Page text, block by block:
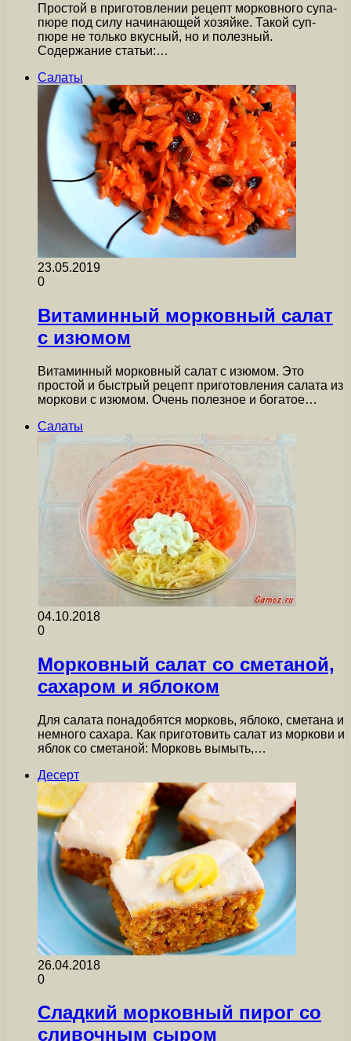
Простой в приготовлении рецепт морковного супа-
пюре под силу начинающей хозяйке. Такой суп-
пюре не только вкусный, но и полезный.
Содержание статьи:…
Салаты
23.05.2019
0
Витаминный морковный салат
с изюмом
Витаминный морковный салат с изюмом. Это
простой и быстрый рецепт приготовления салата из
моркови с изюмом. Очень полезное и богатое…
Салаты
04.10.2018
0
Морковный салат со сметаной,
сахаром и яблоком
Для салата понадобятся морковь, яблоко, сметана и
немного сахара. Как приготовить салат из моркови и
яблок со сметаной: Морковь вымыть,…
Десерт
26.04.2018
0
Сладкий морковный пирог со
сливочным сыром